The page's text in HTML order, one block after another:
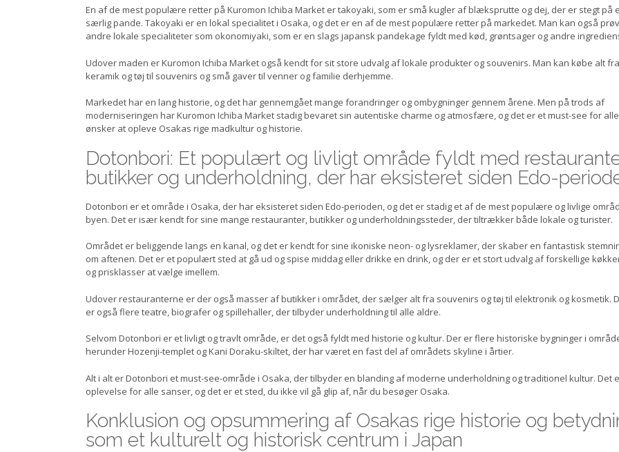
En af de mest populære retter på Kuromon Ichiba Market er takoyaki, som er små kugler af blæksprutte og dej, der er stegt på
særlig pande. Takoyaki er en lokal specialitet i Osaka, og det er en af de mest populære retter på markedet. Man kan også
andre lokale specialiteter som okonomiyaki, som er en slags japansk pandekage fyldt med kød, grøntsager og andre
Udover maden er Kuromon Ichiba Market også kendt for sit store udvalg af lokale produkter og souvenirs. Man kan købe alt fra
keramik og tøj til souvenirs og små gaver til venner og familie derhjemme.
Markedet har en lang historie, og det har gennemgået mange forandringer og ombygninger gennem årene. Men på trods af
moderniseringen har Kuromon Ichiba Market stadig bevaret sin autentiske charme og atmosfære, og det er et must-see for
ønsker at opleve Osakas rige madkultur og historie.
Dotonbori: Et populært og livligt område fyldt med
butikker og underholdning, der har eksisteret siden Edo-
Dotonbori er et område i Osaka, der har eksisteret siden Edo-perioden, og det er stadig et af de mest populære og livlige
byen. Det er især kendt for sine mange restauranter, butikker og underholdningssteder, der tiltrækker både lokale og turister.
Området er beliggende langs en kanal, og det er kendt for sine ikoniske neon- og lysreklamer, der skaber en fantastisk
om aftenen. Det er et populært sted at gå ud og spise middag eller drikke en drink, og der er et stort udvalg af forskellige
og prisklasser at vælge imellem.
Udover restauranterne er der også masser af butikker i området, der sælger alt fra souvenirs og tøj til elektronik og kosmetik.
er også flere teatre, biografer og spillehaller, der tilbyder underholdning til alle aldre.
Selvom Dotonbori er et livligt og travlt område, er det også fyldt med historie og kultur. Der er flere historiske bygninger i
herunder Hozenji-templet og Kani Doraku-skiltet, der har været en fast del af områdets skyline i årtier.
Alt i alt er Dotonbori et must-see-område i Osaka, der tilbyder en blanding af moderne underholdning og traditionel kultur. Det
oplevelse for alle sanser, og det er et sted, du ikke vil gå glip af, når du besøger Osaka.
Konklusion og opsummering af Osakas rige historie og
som et kulturelt og historisk centrum i Japan